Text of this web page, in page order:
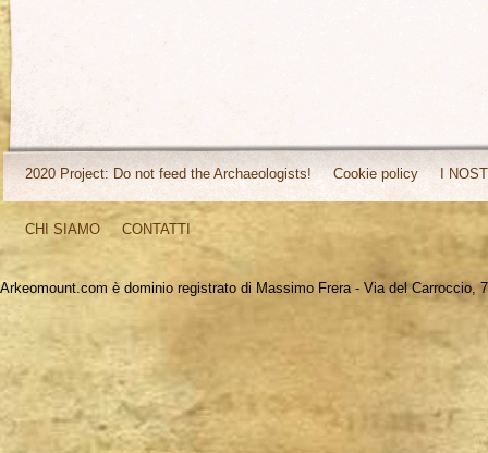
2020 Project: Do not feed the Archaeologists! Cookie policy I
CHI SIAMO CONTATTI
Arkeomount.com è dominio registrato di Massimo Frera - Via del